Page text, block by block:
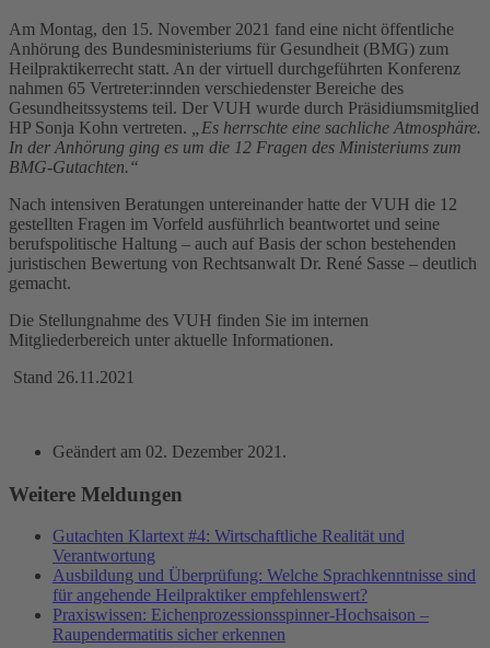
Am Montag, den 15. November 2021 fand eine nicht öffentliche
Anhörung des Bundesministeriums für Gesundheit (BMG) zum
Heilpraktikerrecht statt. An der virtuell durchgeführten Konferenz
nahmen 65 Vertreter:innden verschiedenster Bereiche des
Gesundheitssystems teil. Der VUH wurde durch Präsidiumsmitglied
HP Sonja Kohn vertreten.
„Es herrschte eine sachliche Atmosphäre.
In der Anhörung ging es um die 12 Fragen des Ministeriums zum
BMG-Gutachten.“
Nach intensiven Beratungen untereinander hatte der VUH die 12
gestellten Fragen im Vorfeld ausführlich beantwortet und seine
berufspolitische Haltung – auch auf Basis der schon bestehenden
juristischen Bewertung von Rechtsanwalt Dr. René Sasse – deutlich
gemacht.
Die Stellungnahme des VUH finden Sie im internen
Mitgliederbereich unter aktuelle Informationen.
Stand 26.11.2021
Geändert am 02. Dezember 2021 .
Weitere Meldungen
Gutachten Klartext #4: Wirtschaftliche Realität und
Verantwortung
Ausbildung und Überprüfung: Welche Sprachkenntnisse sind
für angehende Heilpraktiker empfehlenswert?
Praxiswissen: Eichenprozessionsspinner-Hochsaison –
Raupendermatitis sicher erkennen